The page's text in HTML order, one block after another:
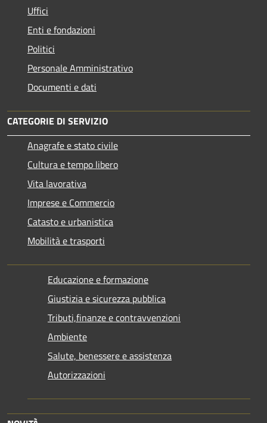
Uffici
Enti e fondazioni
Politici
Personale Amministrativo
Documenti e dati
CATEGORIE DI SERVIZIO
Anagrafe e stato civile
Cultura e tempo libero
Vita lavorativa
Imprese e Commercio
Catasto e urbanistica
Mobilità e trasporti
Educazione e formazione
Giustizia e sicurezza pubblica
Tributi,finanze e contravvenzioni
Ambiente
Salute, benessere e assistenza
Autorizzazioni